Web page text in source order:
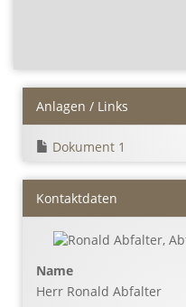
Anlagen / Links
Dokument 1
Kontaktdaten
Name
Herr Ronald Abfalter